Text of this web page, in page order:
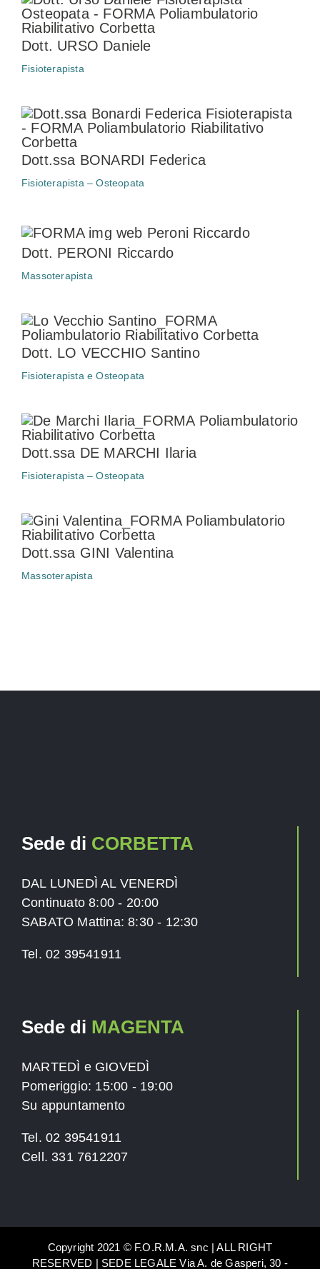
Dott. URSO Daniele
Fisioterapista
Dott.ssa BONARDI Federica
Fisioterapista – Osteopata
Dott. PERONI Riccardo
Massoterapista
Dott. LO VECCHIO Santino
Fisioterapista e Osteopata
Dott.ssa DE MARCHI Ilaria
Fisioterapista – Osteopata
Dott.ssa GINI Valentina
Massoterapista
Sede di CORBETTA
DAL LUNEDÌ AL VENERDÌ
Continuato 8:00 - 20:00
SABATO Mattina: 8:30 - 12:30
Tel. 02 39541911
Sede di MAGENTA
MARTEDÌ e GIOVEDÌ
Pomeriggio: 15:00 - 19:00
Su appuntamento
Tel. 02 39541911
Cell. 331 7612207
Copyright 2021 © F.O.R.M.A. snc | ALL RIGHT
RESERVED | SEDE LEGALE Via A. de Gasperi, 30 -